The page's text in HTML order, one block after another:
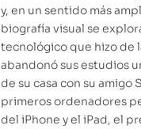
y, en un sentido más
biografía visual se
tecnológico que hizo de
abandonó sus estudios
de su casa con su amigo
primeros ordenadores
del iPhone y el iPad, el